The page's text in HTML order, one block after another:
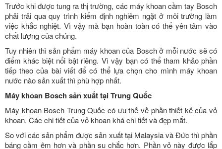
Trước khi được tung ra thị trường, các máy khoan cầm tay Bosch
phải trải qua quy trình kiểm định nghiêm ngặt ở môi trường làm
việc khắc nghiệt. Vì vậy mà bạn hoàn toàn có thể yên tâm vào
chất lượng của chúng.
Tuy nhiên thì sản phẩm máy khoan của Bosch ở mỗi nước sẽ có
điểm khác biệt nổi bật riêng. Vì vậy bạn có thể tham khảo phần
tiếp theo của bài viết để có thể lựa chọn cho mình máy khoan
nước nào sản xuất thì phù hợp nhất.
Máy khoan Bosch sản xuất tại Trung Quốc
Máy khoan Bosch Trung Quốc có ưu thế về phần thiết kế của vỏ
khoan. Các chi tiết của vỏ khoan khá chi tiết và đẹp mắt.
So với các sản phẩm được sản xuất tại Malaysia và Đức thì phần
báng cầm êm hơn và phần su chắc hơn. Phần vỏ này được lắp